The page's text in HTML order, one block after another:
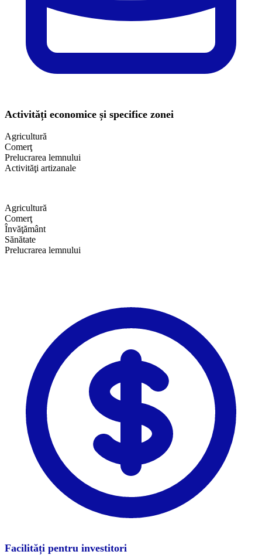
Activități economice și specifice zonei
Agricultură
Comerţ
Prelucrarea lemnului
Activităţi artizanale
Agricultură
Comerţ
Învăţământ
Sănătate
Prelucrarea lemnului
Facilități pentru investitori